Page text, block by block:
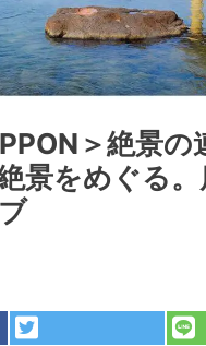
＞絶景の
景をめぐる。